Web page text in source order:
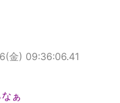
金) 09:36:06.41
ぁ